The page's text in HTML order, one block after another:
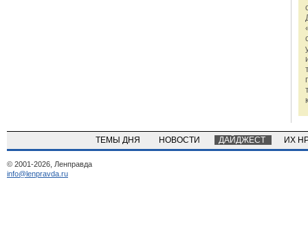
ТЕМЫ ДНЯ НОВОСТИ ДАЙДЖЕСТ ИХ
© 2001-2026, Ленправда
info@lenpravda.ru